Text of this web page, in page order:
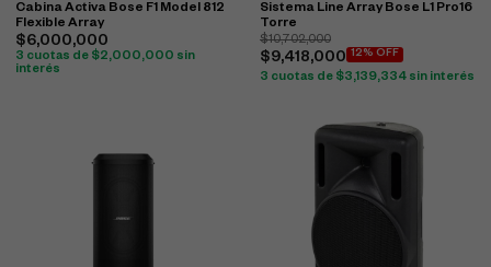
Cabina Activa Bose F1 Model 812
Flexible Array
$6,000,000
3 cuotas de $2,000,000 sin
interés
Sistema Line Array Bose L1 Pro16
Torre
$10,702,000
$9,418,000 12% OFF
3 cuotas de $3,139,334 sin interés